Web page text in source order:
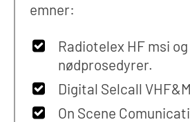
emner:
Radiotelex HF msi og
nødprosedyrer.
Digital Selcall
On Scene